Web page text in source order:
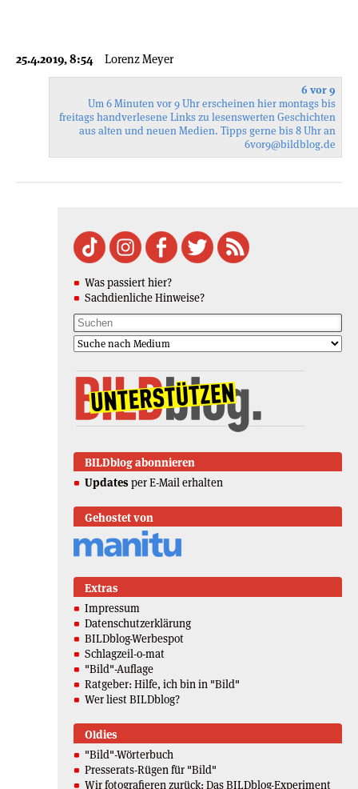
25.4.2019, 8:54 Lorenz Meyer
6 vor 9
Um 6 Minuten vor 9 Uhr erscheinen hier montags bis
freitags handverlesene Links zu lesenswerten Geschichten
aus alten und neuen Medien. Tipps gerne bis 8 Uhr an
6vor9@bildblog.de
Was passiert hier?
Sachdienliche Hinweise?
BILDblog abonnieren
Updates per E-Mail erhalten
Gehostet von
Extras
Impressum
Datenschutzerklärung
BILDblog-Werbespot
Schlagzeil-o-mat
"Bild"-Auflage
Ratgeber: Hilfe, ich bin in "Bild"
Wer liest BILDblog?
Oldies
"Bild"-Wörterbuch
Presserats-Rügen für "Bild"
Wir fotografieren zurück: Das BILDblog-Experiment